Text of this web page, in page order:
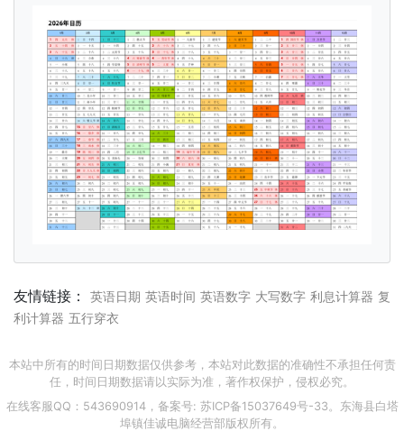
友情链接： 英语日期 英语时间 英语数字 大写数字 利息计算器 复
利计算器 五行穿衣
本站中所有的时间日期数据仅供参考，本站对此数据的准确性不承担任何责
任，时间日期数据请以实际为准，著作权保护，侵权必究。
在线客服QQ：543690914，备案号: 苏ICP备15037649号-33。东海县白塔
埠镇佳诚电脑经营部版权所有。